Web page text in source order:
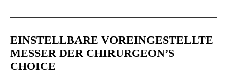
EINSTELLBARE VOREINGESTELLTE
MESSER DER CHIRURGEON’S
CHOICE